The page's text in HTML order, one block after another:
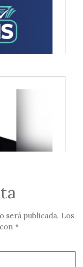
será publicada. Los
*